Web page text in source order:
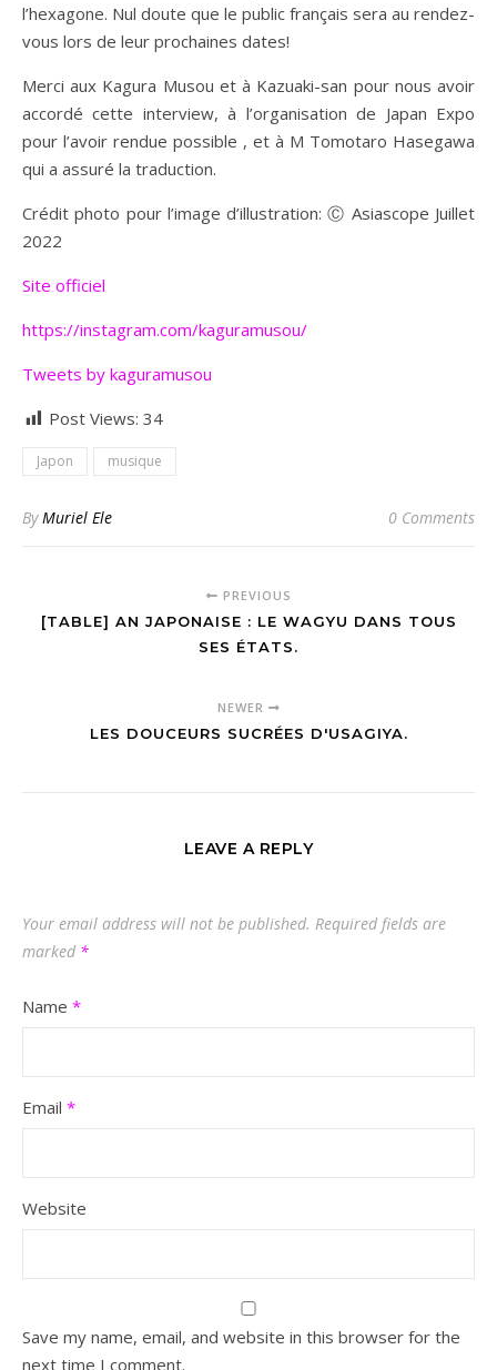
l’hexagone. Nul doute que le public français sera au rendez-
vous lors de leur prochaines dates!
Merci aux Kagura Musou et à Kazuaki-san pour nous avoir
accordé cette interview, à l’organisation de Japan Expo
pour l’avoir rendue possible , et à M Tomotaro Hasegawa
qui a assuré la traduction.
Crédit photo pour l’image d’illustration: Ⓒ Asiascope Juillet
2022
Site officiel
https://instagram.com/kaguramusou/
Tweets by kaguramusou
Post Views: 34
Japon musique
ByMuriel Ele 0 Comments
PREVIOUS
[TABLE] AN JAPONAISE : LE WAGYU DANS TOUS
SES ÉTATS.
NEWER
LES DOUCEURS SUCRÉES D'USAGIYA.
LEAVE A REPLY
Your email address will not be published. Required fields are
marked *
Name *
Email *
Website
Save my name, email, and website in this browser for the
next time I comment.